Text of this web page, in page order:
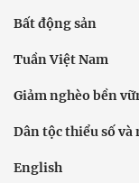
Bất động sản
Tuần Việt Nam
Giảm nghèo bền
Dân tộc thiểu số
English